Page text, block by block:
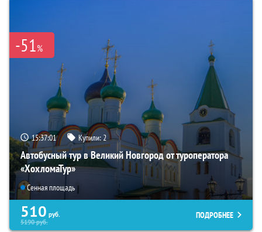
-51%
15:37:00 Купили:2
Автобусный тур в Великий Новгород от туроператора
«ХохломаТур»
Сенная площадь
510 руб.
5190руб.
ПОДРОБНЕЕ